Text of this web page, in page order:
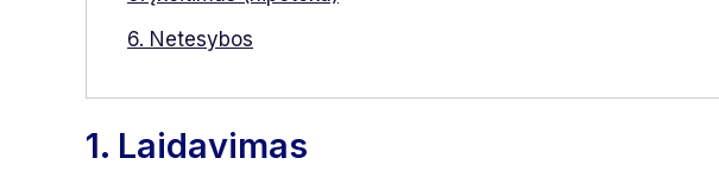
6. Netesybos
1. Laidavimas